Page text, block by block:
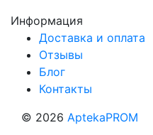
Информация
Доставка и оплата
Отзывы
Блог
Контакты
© 2026 AptekaPROM